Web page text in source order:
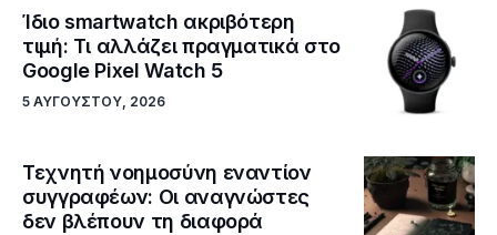
Ίδιο smartwatch ακριβότερη
τιμή: Τι αλλάζει πραγματικά στο
Google Pixel Watch 5
5 ΑΥΓΟΎΣΤΟΥ, 2026
Τεχνητή νοημοσύνη εναντίον
συγγραφέων: Οι αναγνώστες
δεν βλέπουν τη διαφορά